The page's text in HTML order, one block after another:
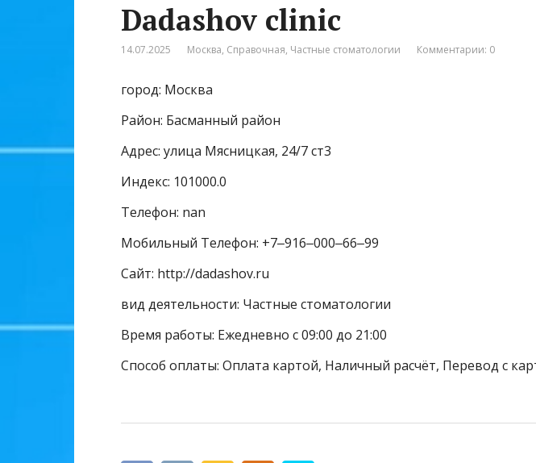
Dadashov clinic
14.07.2025 Москва, Справочная, Частные стоматологии Комментарии: 0
город: Москва
Район: Басманный район
Адрес: улица Мясницкая, 24/7 ст3
Индекс: 101000.0
Телефон: nan
Мобильный Телефон: +7‒916‒000‒66‒99
Сайт: http://dadashov.ru
вид деятельности: Частные стоматологии
Время работы: Ежедневно с 09:00 до 21:00
Способ оплаты: Оплата картой, Наличный расчёт, Перевод с